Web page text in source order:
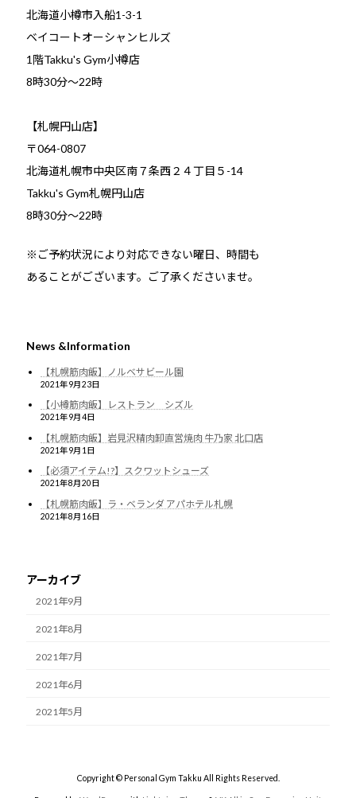
北海道小樽市入船1-3-1
ベイコートオーシャンヒルズ
1階Takku's Gym小樽店
​8時30分～22時
【札幌円山店】
〒064-0807
北海道札幌市中央区南７条西２４丁目５-14
Takku's Gym札幌円山店
8時30分～22時
※ご予約状況により対応できない曜日、時間も
あることがございます。ご了承くださいませ。
News &Information
【札幌筋肉飯】ノルベサビール園
2021年9月23日
【小樽筋肉飯】レストラン シズル
2021年9月4日
【札幌筋肉飯】岩見沢精肉卸直営焼肉 牛乃家 北口店
2021年9月1日
【必須アイテム!?】スクワットシューズ
2021年8月20日
【札幌筋肉飯】ラ・ベランダ アパホテル札幌
2021年8月16日
アーカイブ
2021年9月
2021年8月
2021年7月
2021年6月
2021年5月
Copyright © Personal Gym Takku All Rights Reserved.